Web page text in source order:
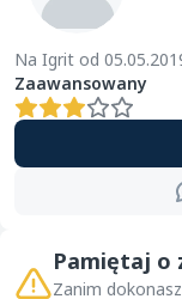
Na Igrit od
Zaawansowany
Pamiętaj o
Zanim